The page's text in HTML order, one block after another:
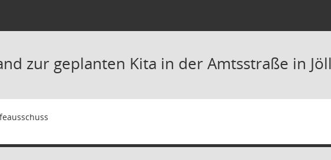
zur geplanten Kita in der Amtsstraße in